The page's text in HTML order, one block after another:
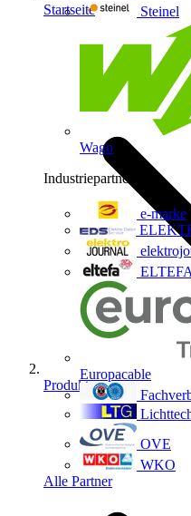
Steinel
Wago
Industriepartner
e-marke
Europacable
OVE
WKO
Alle Partner
Startseite
Produkte